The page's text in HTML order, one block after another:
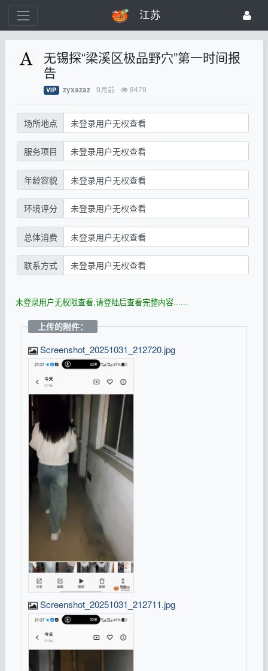
江苏
无锡探“梁溪区极品野穴”第一时间报
告
VIP zyxazaz 9月前 8479
场所地点 未登录用户无权查看
服务项目 未登录用户无权查看
年龄容貌 未登录用户无权查看
环境评分 未登录用户无权查看
总体消费 未登录用户无权查看
联系方式 未登录用户无权查看
未登录用户无权限查看,请登陆后查看完整内容......
上传的附件：
Screenshot_20251031_212720.jpg
Screenshot_20251031_212711.jpg